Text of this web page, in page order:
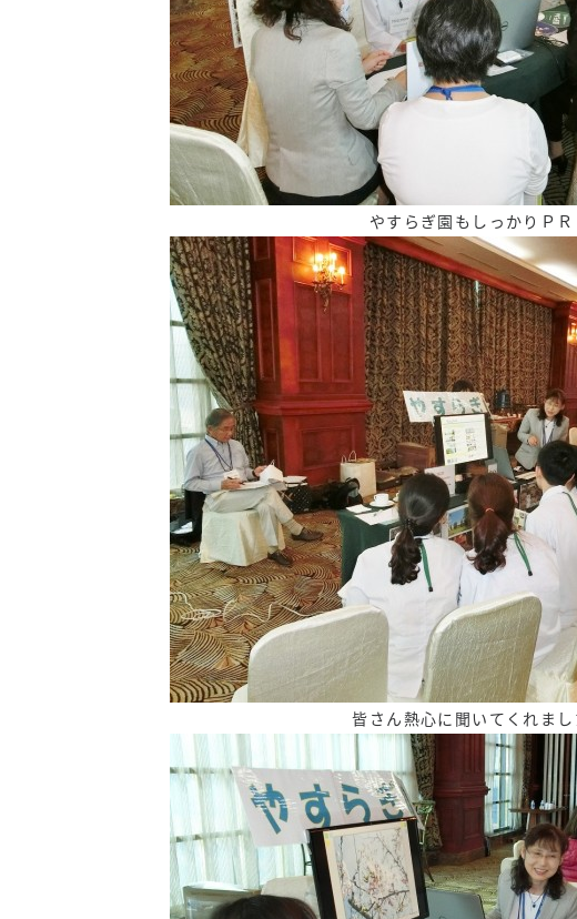
やすらぎ園もしっかりＰ
皆さん熱心に聞いてくれま